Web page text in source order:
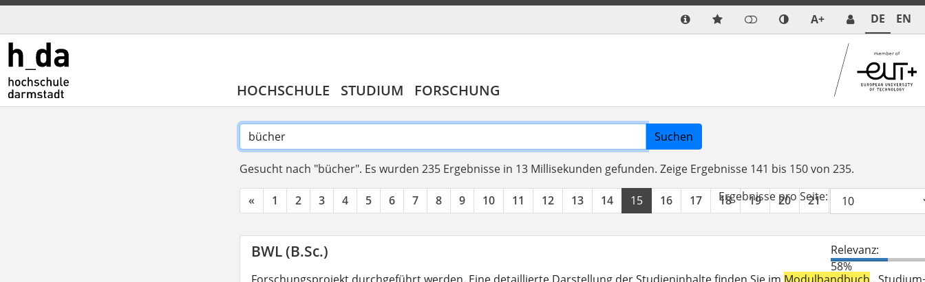
A+ DE EN
HOCHSCHULE STUDIUM FORSCHUNG
Suchen
Gesucht nach "bücher". Es wurden 235 Ergebnisse in 13 Millisekunden gefunden. Zeige Ergebnisse 141 bis 150 von 235.
« 1 2 3 4 5 6 7 8 9 10 11 12 13 14 15 16 17 18 19 20 21 22
Ergebnisse pro Seite:
BWL (B.Sc.)
Relevanz:
58%
Forschungsprojekt durchgeführt werden. Eine detaillierte Darstellung der Studieninhalte finden Sie im Modulhandbuch .